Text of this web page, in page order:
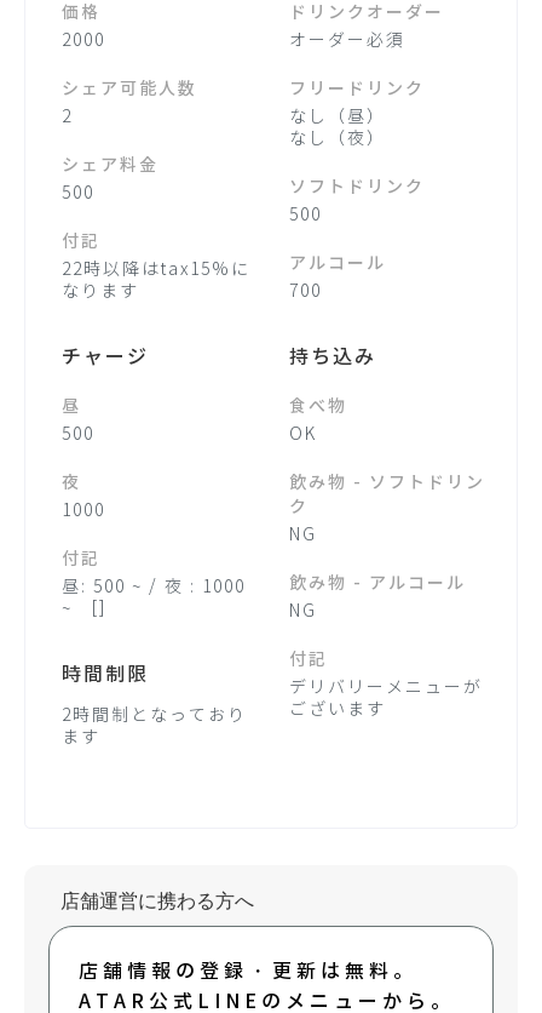
価格
2000
シェア可能人数
2
シェア料金
500
付記
22時以降はtax15%に
なります
チャージ
昼
500
夜
1000
付記
昼: 500 ~ / 夜 : 1000
~ []
時間制限
2時間制となっており
ます
ドリンクオーダー
オーダー必須
フリードリンク
なし（昼）
なし（夜）
ソフトドリンク
500
アルコール
700
持ち込み
食べ物
OK
飲み物 - ソフトドリン
ク
NG
飲み物 - アルコール
NG
付記
デリバリーメニューが
ございます
店舗運営に携わる方へ
店舗情報の登録・更新は無料。
ATAR公式LINEのメニューから。